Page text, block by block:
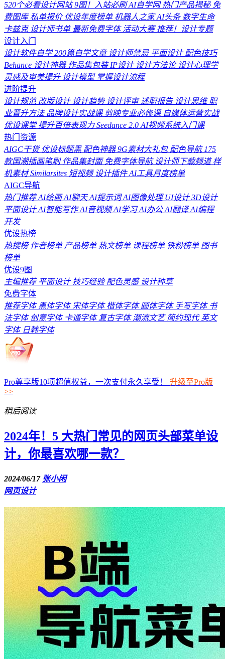
520个必看设计网站9图！入站必刷AI自学网热门产品揭秘免
费图库私单报价优设年度榜单机器人之家AI头条数字生命
卡兹克设计师书单最新免费字体活动大赛推荐！设计专题
设计入门
设计软件自学200篇自学文章设计师禁忌平面设计配色技巧
Behance 设计神器作品集包装IP设计设计方法论设计心理学
灵感及审美提升设计模型掌握设计流程
进阶提升
设计规范改版设计设计趋势设计评审述职报告设计思维职
业晋升方法品牌设计实战课剪映专业必修课自媒体运营实战
优设课堂提升百倍表现力Seedance 2.0 AI视频系统入门课
热门资源
AIGC干货优设标题黑配色神器9G素材大礼包配色导航175
款国潮插画笔刷作品集封面免费字体导航设计师下载频道样
机素材Similarsites 短视频设计插件AI工具月度榜单
AIGC导航
热门推荐AI绘画AI聊天AI提示词AI图像处理UI设计3D设计
平面设计AI智能写作AI音视频AI学习AI办公AI翻译AI编程
开发
优设热榜
热搜榜作者榜单产品榜单热文榜单课程榜单铁粉榜单图书
榜单
优设9图
主编推荐平面设计技巧经验配色灵感设计种草
免费字体
推荐字体黑体字体宋体字体楷体字体圆体字体手写字体书
法字体创意字体卡通字体复古字体潮流文艺简约现代英文
字体日韩字体
Pro尊享版10项超值权益，一次支付永久享受！ 升级至Pro版
>>
稍后阅读
2024年！5 大热门常见的网页头部菜单设
计，你最喜欢哪一款？
2024/06/17 张小闲
网页设计